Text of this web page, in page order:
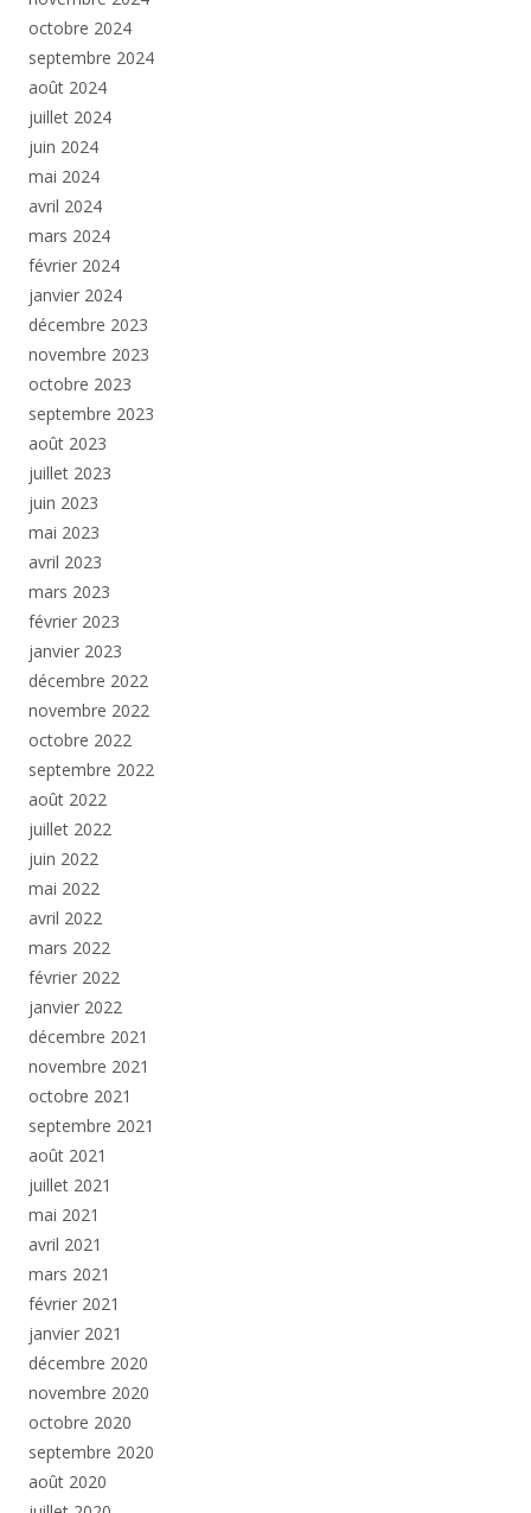
octobre 2024
septembre 2024
août 2024
juillet 2024
juin 2024
mai 2024
avril 2024
mars 2024
février 2024
janvier 2024
décembre 2023
novembre 2023
octobre 2023
septembre 2023
août 2023
juillet 2023
juin 2023
mai 2023
avril 2023
mars 2023
février 2023
janvier 2023
décembre 2022
novembre 2022
octobre 2022
septembre 2022
août 2022
juillet 2022
juin 2022
mai 2022
avril 2022
mars 2022
février 2022
janvier 2022
décembre 2021
novembre 2021
octobre 2021
septembre 2021
août 2021
juillet 2021
mai 2021
avril 2021
mars 2021
février 2021
janvier 2021
décembre 2020
novembre 2020
octobre 2020
septembre 2020
août 2020